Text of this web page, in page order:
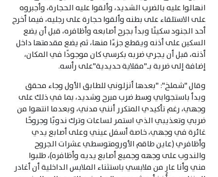
انهالوا عليه بالضرب الشديد، وألقوا عليه الحجارة، وأجبروه
على الاستلقاء على بطنه وألقوا حجارة على رجليه، فيما أخرج
أحد الجنود سكينًا وبدأ بجرح أصابعه وأظافره، قبل أن يضع
السكين على أذنه ويقطع جزءًا منها، ثم يضع مقدمتها داخل
أذنه، قبل أن يجري ضربه بكرسي كان موجودًا في المكان،
إضافة إلى ضربة بـ"مقلاية حديدية"على رأسه.
وقال "شملخ": "بعدها أنزلوني للطابق الأول وجاء محقق
وبدأ باستجوابي وسط ضرب مبرح وشديد، بما في ذلك على
وجهي، رغم تأكيدي المتكرر أنني مدني، وبعدما انتهوا من
ضربي وتعذيبي الذي استمر لساعات وترك ندوبًا وجروحًا
غائرة في وجهي، خاصة أسفل عيني وعلى أصابع يدي
وأظافري (عاين طاقم الأورومتوسطي عشرات الجروح
والندوب على وجهه وجميع أصابع يديه وأظافره)، طلبوا
مني وأنا عارٍ من ملابسي باستثناء الملابس الداخلية أن أغادر